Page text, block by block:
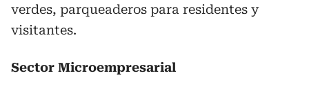
verdes, parqueaderos para residentes y
visitantes.
Sector Microempresarial